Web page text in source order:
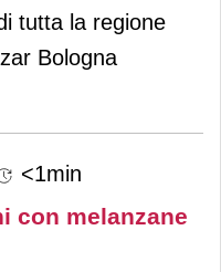
tutta la regione
Bologna
<1min
con melanzane